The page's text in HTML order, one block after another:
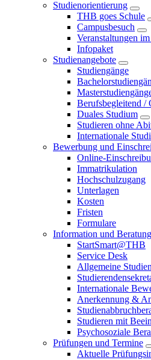
Studienorientierung
THB goes Schule
Campusbesuch
Veranstaltungen
Infopaket
Studienangebote
Studiengänge
Berufsbegleitend /
Duales Studium
Studieren ohne
Internationale
Bewerbung und
Online-
Immatrikulation
Hochschulzugang
Unterlagen
Kosten
Fristen
Formulare
Information und Beratung
StartSmart@THB
Service Desk
Allgemeine
Internationale
Anerkennung &
Studieren mit
Psychosoziale
Prüfungen und Termine
Aktuelle